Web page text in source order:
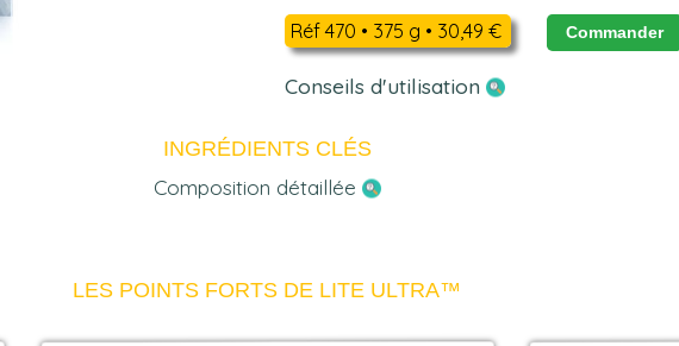
Réf 470 • 375 g • 30,49 € Commander
Conseils d'utilisation
INGRÉDIENTS CLÉS
Composition détaillée
LES POINTS FORTS DE LITE ULTRA™